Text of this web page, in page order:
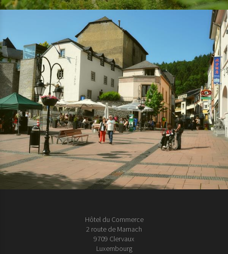
Hôtel du Commerce
2 route de Marnach
9709 Clervaux
Luxembourg